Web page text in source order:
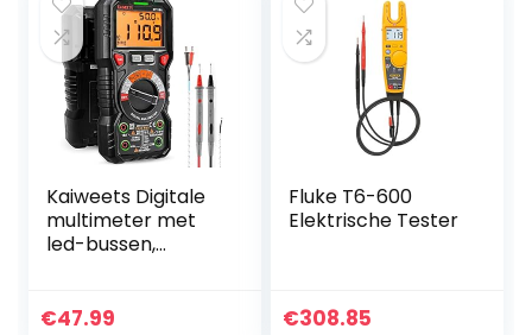
Kaiweets Digitale
multimeter met
led-bussen,
600 V True RMS
€47.99
Fluke T6-600
Elektrische Tester
€308.85